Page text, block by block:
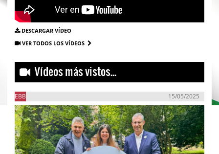
DESCARGAR VÍDEO
VER TODOS LOS VÍDEOS
Vídeos más vistos...
EBB 15/05/2025